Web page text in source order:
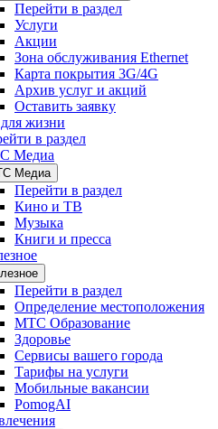
Перейти в раздел
Услуги
Акции
Зона обслуживания Ethernet
Карта покрытия 3G/4G
Архив услуг и акций
Оставить заявку
жизни
в раздел
Медиа
Медиа
Перейти в раздел
Кино и ТВ
Музыка
Книги и пресса
Перейти в раздел
Определение местоположения
МТС Образование
Здоровье
Сервисы вашего города
Тарифы на услуги
Мобильные вакансии
PomogAI